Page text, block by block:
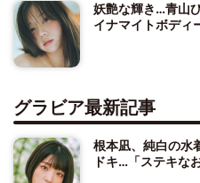
妖艶な輝き…青山
イナマイトボディ
グラビア最新記事
根本凪、純白の水
ドキ…「ステキな